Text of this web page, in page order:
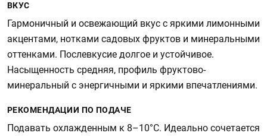
ВКУС
Гармоничный и освежающий вкус с яркими лимонными
акцентами, нотками садовых фруктов и минеральными
оттенками. Послевкусие долгое и устойчивое.
Насыщенность средняя, профиль фруктово-
минеральный с энергичными и яркими впечатлениями.
РЕКОМЕНДАЦИИ ПО ПОДАЧЕ
Подавать охлажденным к 8–10°C. Идеально сочетается